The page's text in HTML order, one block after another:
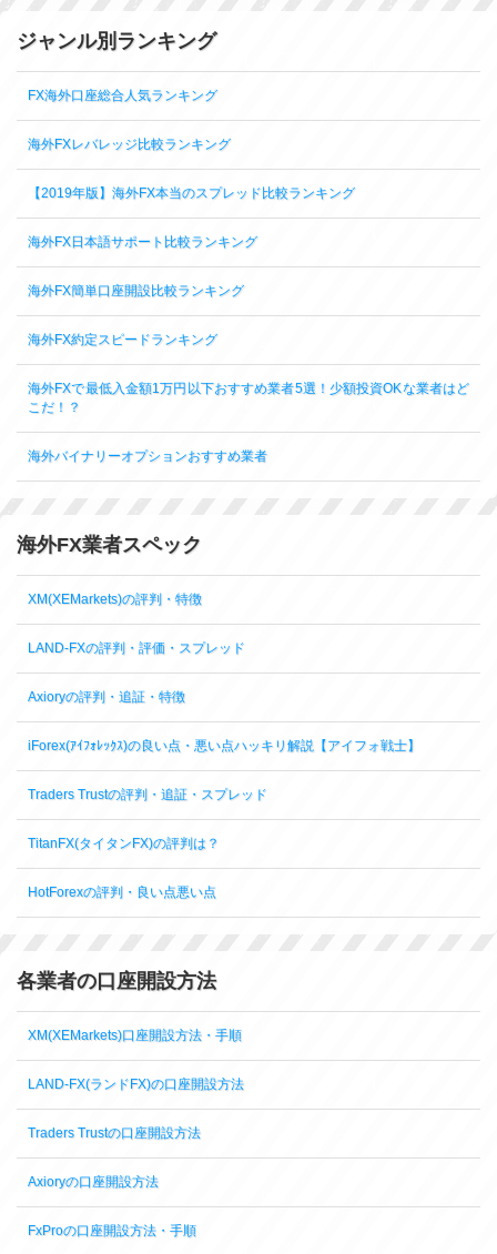
ジャンル別ランキング
FX海外口座総合人気ランキング
海外FXレバレッジ比較ランキング
【2019年版】海外FX本当のスプレッド比較ランキング
海外FX日本語サポート比較ランキング
海外FX簡単口座開設比較ランキング
海外FX約定スピードランキング
海外FXで最低入金額1万円以下おすすめ業者5選！少額投資OKな業者はど
こだ！？
海外バイナリーオプションおすすめ業者
海外FX業者スペック
XM(XEMarkets)の評判・特徴
LAND-FXの評判・評価・スプレッド
Axioryの評判・追証・特徴
iForex(ｱｲﾌｫﾚｯｸｽ)の良い点・悪い点ハッキリ解説【アイフォ戦士】
Traders Trustの評判・追証・スプレッド
TitanFX(タイタンFX)の評判は？
HotForexの評判・良い点悪い点
各業者の口座開設方法
XM(XEMarkets)口座開設方法・手順
LAND-FX(ランドFX)の口座開設方法
Traders Trustの口座開設方法
Axioryの口座開設方法
FxProの口座開設方法・手順